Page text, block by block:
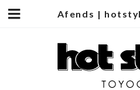
Afends |